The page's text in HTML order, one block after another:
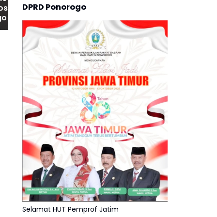
Keceran PSH
Tunas Muda di
Polres
Kota Pastikan
Kondusif
DPRD Ponorogo
Selamat HUT Pemprof Jatim